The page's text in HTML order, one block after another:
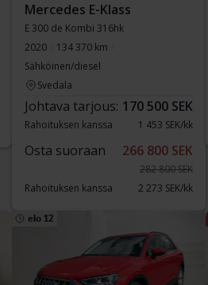
Mercedes E-Klass
E 300 de Kombi 316hk
2020
134 370 km
Sähköinen/diesel
Svedala
Johtava tarjous: 170 500 SEK
Rahoituksen kanssa 1 453 SEK/kk
Osta suoraan 266 800 SEK
282 800 SEK
Rahoituksen kanssa
2 273 SEK/kk
elo 12